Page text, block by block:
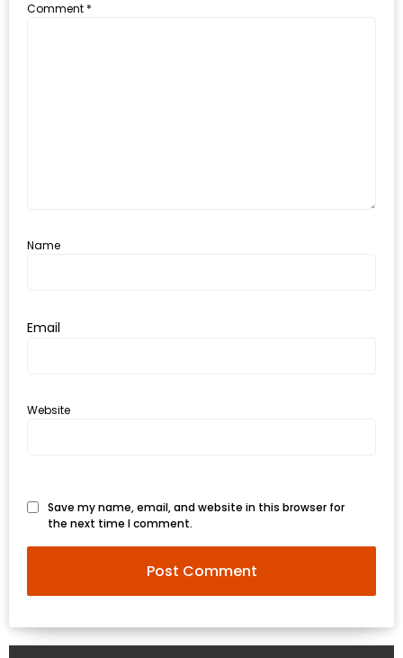
ร์ท
กิน
Comment *
Name
Email
Website
Save my name, email, and website in this browser for
the next time I comment.